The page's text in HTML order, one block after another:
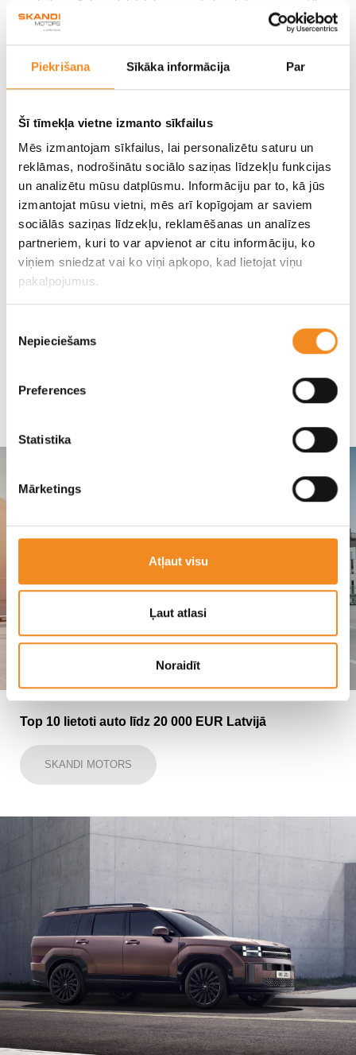
Piekrišana Sīkāka informācija Par
Šī tīmekļa vietne izmanto sīkfailus
Mēs izmantojam sīkfailus, lai personalizētu saturu un
reklāmas, nodrošinātu sociālo saziņas līdzekļu funkcijas
un analizētu mūsu datplūsmu. Informāciju par to, kā jūs
izmantojat mūsu vietni, mēs arī kopīgojam ar saviem
sociālās saziņas līdzekļu, reklamēšanas un analīzes
partneriem, kuri to var apvienot ar citu informāciju, ko
viņiem sniedzat vai ko viņi apkopo, kad lietojat viņu
pakalpojumus.
izvēle
Nepieciešams
Preferences
Statistika
Mārketings
Atļaut visu
Ļaut atlasi
Noraidīt
saslēdzam 3. līmeni, lai dabūtu atpakaļ maksimumu enerģijas.
Ja neskaita cenu un uzpildes problēmu, tad Hyundai Nexo ir
gribētos, ka Nexo paliek – kā elektromobilis, piemēram. Tas
radītu labu konkurenci vācu elektriskajiem krosoveriem un pat
paša Hyundai modeļiem.
Top 10 lietoti auto līdz 20 000 EUR Latvijā
SKANDI MOTORS